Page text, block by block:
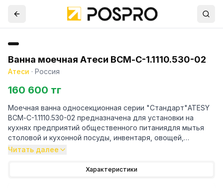
Ванна моечная Атеси ВСМ-С-1.1110.530-02
Атеси · Россия
160 600 тг
Моечная ванна односекционная серии "Стандарт"ATESY​
ВСМ-С-1.1110.530-02 предназначена для установки на
кухнях предприятий общественного питаниядля мытья
столовой и кухонной посуды, инвентаря, овощей,
фруктов, для оттайки замороженных пищевых продуктов
Читать далее
Характеристики